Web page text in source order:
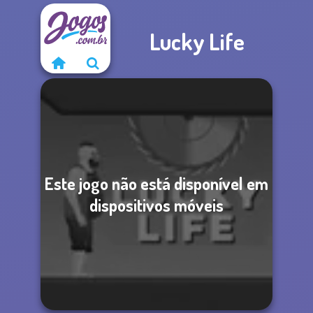
Lucky Life
Este jogo não está disponível em
dispositivos móveis